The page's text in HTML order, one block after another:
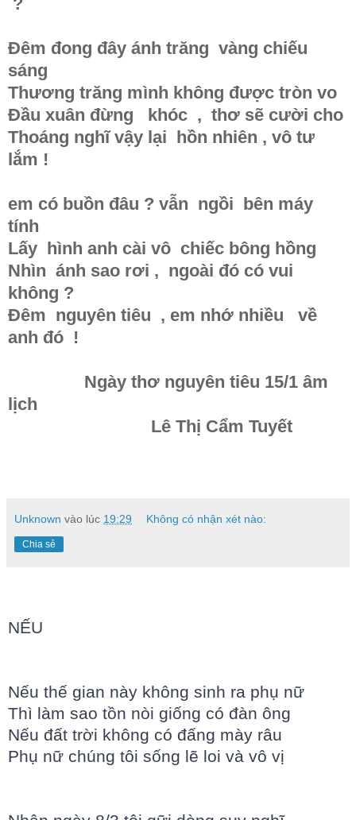
Đêm đong đây ánh trăng vàng chiếu
sáng
Thương trăng mình không được tròn vo
Đầu xuân đừng khóc , thơ sẽ cười cho
Thoáng nghĩ vậy lại hồn nhiên , vô tư
lắm !
em có buồn đâu ? vẫn ngồi bên máy
tính
Lấy hình anh cài vô chiếc bông hồng
Nhìn ánh sao rơi , ngoài đó có vui
không ?
Đêm nguyên tiêu , em nhớ nhiều về
anh đó !
Ngày thơ nguyên tiêu 15/1 âm
lịch
Lê Thị Cẩm Tuyết
Unknown vào lúc 19:29 Không có nhận xét nào:
Chia sẻ
NẾU
Nếu thế gian này không sinh ra phụ nữ
Thì làm sao tồn nòi giống có đàn ông
Nếu đất trời không có đấng mày râu
Phụ nữ chúng tôi sống lẽ loi và vô vị